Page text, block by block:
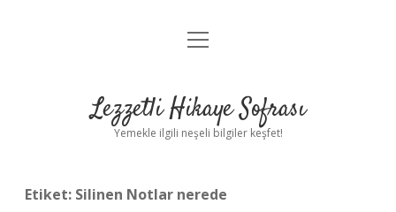
Anasayfa
Yasal Uyarı
menüyü
Lezzetli Hikaye Sofrası
Yemekle ilgili neşeli bilgiler keşfet!
Etiket: Silinen Notlar nerede